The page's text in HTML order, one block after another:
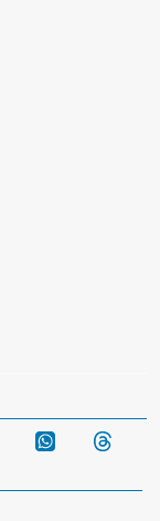
Telegram WhatsApp